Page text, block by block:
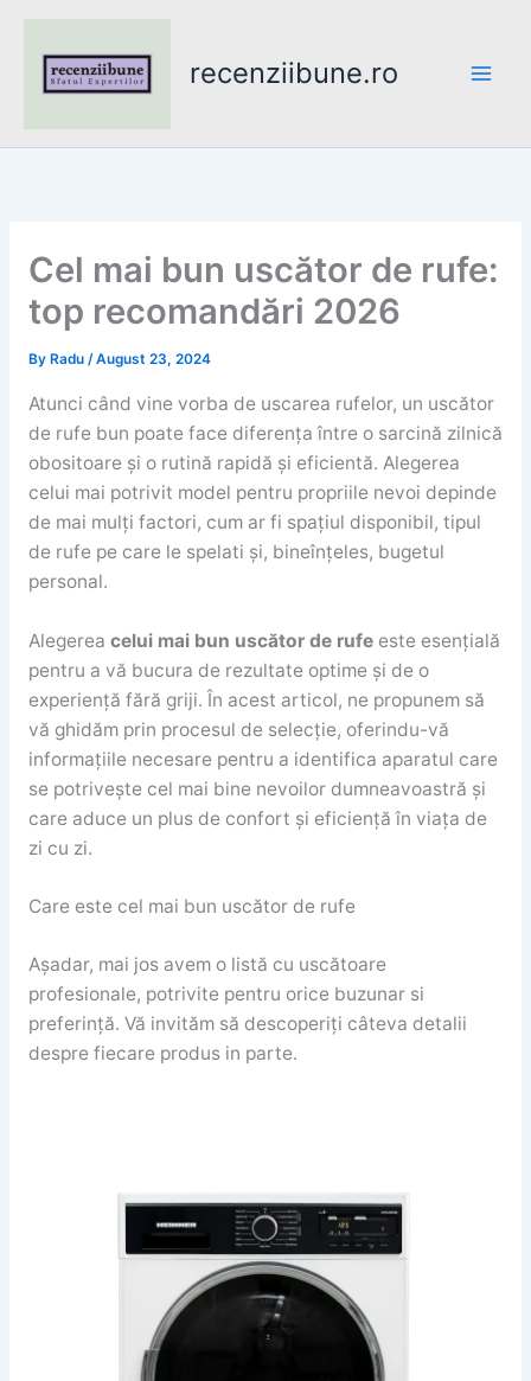
content
recenziibune.ro
Cel mai bun uscător de rufe:
top recomandări 2026
By Radu /August 23, 2024
Atunci când vine vorba de uscarea rufelor, un uscător
de rufe bun poate face diferența între o sarcină zilnică
obositoare și o rutină rapidă și eficientă. Alegerea
celui mai potrivit model pentru propriile nevoi depinde
de mai mulți factori, cum ar fi spațiul disponibil, tipul
de rufe pe care le spelati și, bineînțeles, bugetul
personal.
Alegerea celui mai bun uscător de rufeeste esențială
pentru a vă bucura de rezultate optime și de o
experiență fără griji. În acest articol, ne propunem să
vă ghidăm prin procesul de selecție, oferindu-vă
informațiile necesare pentru a identifica aparatul care
se potrivește cel mai bine nevoilor dumneavoastră și
care aduce un plus de confort și eficiență în viața de
zi cu zi.
Care este cel mai bun uscător de rufe
Așadar, mai jos avem o listă cu uscătoare
profesionale, potrivite pentru orice buzunar si
preferință. Vă invităm să descoperiți câteva detalii
despre fiecare produs in parte.